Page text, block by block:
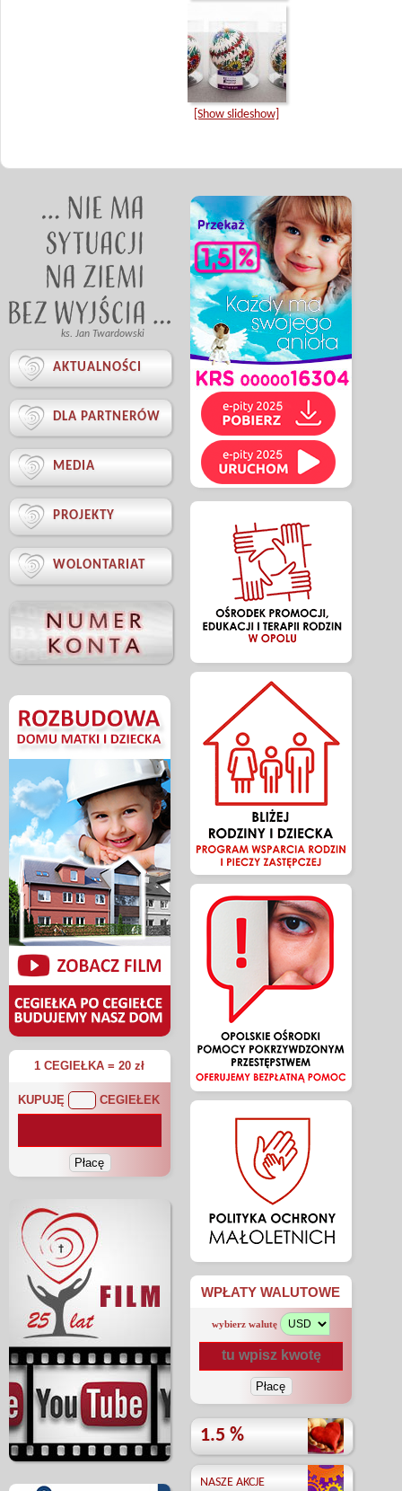
[Show slideshow]
ks. Jan Twardowski
 AKTUALNOŚCI
 DLA PARTNERÓW
 MEDIA
 PROJEKTY
 WOLONTARIAT
1 CEGIEŁKA = 20 zł
KUPUJĘ CEGIEŁEK
WPŁATY WALUTOWE
wybierz walutę
1.5 %
NASZE AKCJE